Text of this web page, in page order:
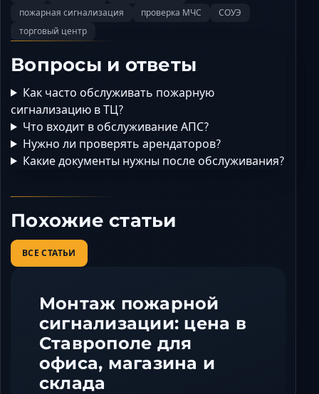
пожарная сигнализация
проверка МЧС
СОУЭ
торговый центр
Вопросы и ответы
Как часто обслуживать пожарную
сигнализацию в ТЦ?
Что входит в обслуживание АПС?
Нужно ли проверять арендаторов?
Какие документы нужны после обслуживания?
Похожие статьи
ВСЕ СТАТЬИ
Монтаж пожарной
сигнализации: цена в
Ставрополе для
офиса, магазина и
склада